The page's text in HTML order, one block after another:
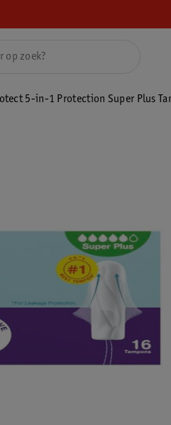
5-in-1 Protection Super Plus